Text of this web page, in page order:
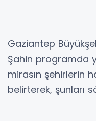
Gaziantep
Şahin programda
mirasın şehirlerin
belirterek, şunları